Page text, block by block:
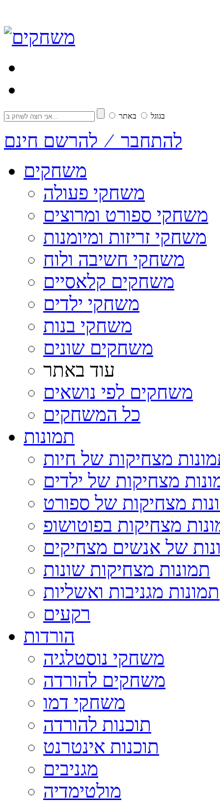
בגוגל באתר
להתחבר ⁄ להרשם חינם
משחקים
משחקי פעולה
משחקי ספורט ומרוצים
משחקי זריזות ומיומנות
משחקי חשיבה ולוח
משחקים קלאסיים
משחקי ילדים
משחקי בנות
משחקים שונים
עוד באתר
משחקים לפי נושאים
כל המשחקים
תמונות
מצחיקות של חיות
מצחיקות של ילדים
מצחיקות של ספורט
מצחיקות בפוטושופ
של אנשים מצחיקים
תמונות מצחיקות שונות
תמונות מגניבות ואשליות
רקעים
הורדות
משחקי נוסטלגיה
משחקים להורדה
משחקי דמו
תוכנות להורדה
תוכנות אינטרנט
מגניבים
מולטימדיה